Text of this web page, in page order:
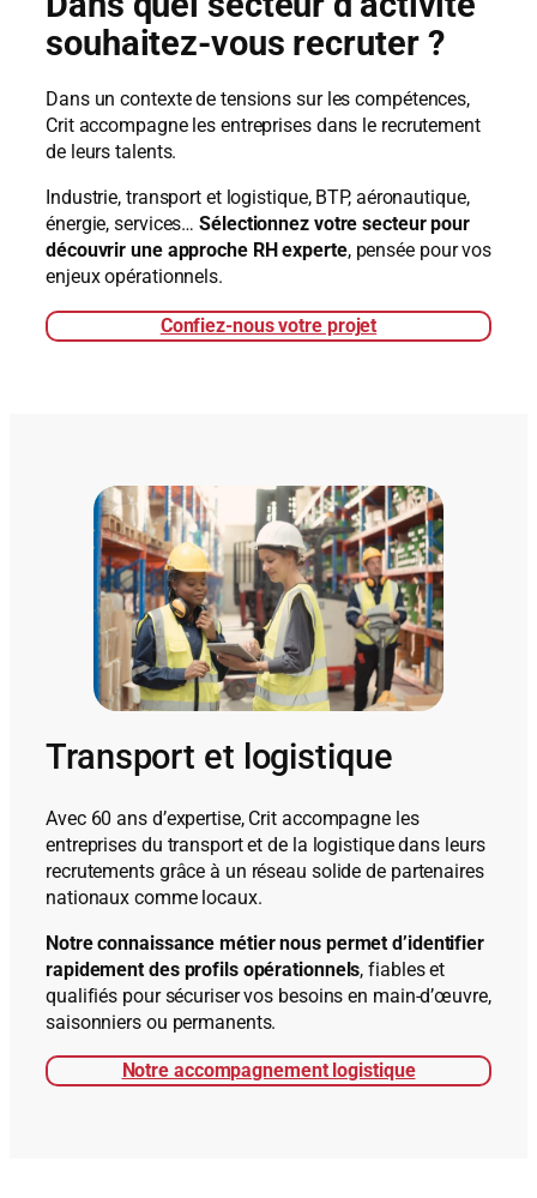
souhaitez-vous recruter ?
Dans un contexte de tensions sur les compétences,
Crit accompagne les entreprises dans le recrutement
de leurs talents.
Industrie, transport et logistique, BTP, aéronautique,
énergie, services…Sélectionnez votre secteur pour
découvrir une approche RH experte, pensée pour vos
enjeux opérationnels.
Confiez-nous votre projet
Transport et logistique
Avec 60 ans d’expertise, Crit accompagne les
entreprises du transport et de la logistique dans leurs
recrutements grâce à un réseau solide de partenaires
nationaux comme locaux.
Notre connaissance métier nous permet d’identifier
rapidement des profils opérationnels, fiables et
qualifiés pour sécuriser vos besoins en main-d’œuvre,
saisonniers ou permanents.
Notre accompagnement logistique